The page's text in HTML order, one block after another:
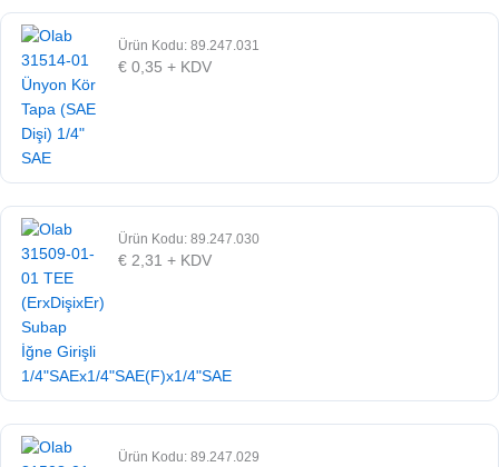
Ürün Kodu: 89.247.031
€ 0,35 + KDV
Ürün Kodu: 89.247.030
€ 2,31 + KDV
Ürün Kodu: 89.247.029